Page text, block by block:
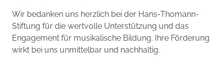
Wir bedanken uns herzlich bei der Hans-Thomann-
Stiftung für die wertvolle Unterstützung und das
Engagement für musikalische Bildung. Ihre Förderung
wirkt bei uns unmittelbar und nachhaltig.